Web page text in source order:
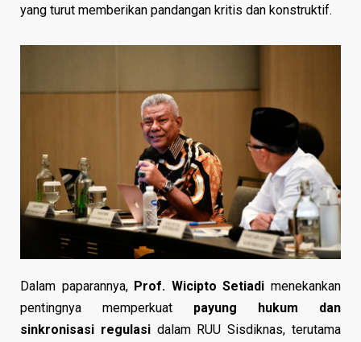
yang turut memberikan pandangan kritis dan konstruktif.
Dalam paparannya, Prof. Wicipto Setiadi menekankan
pentingnya memperkuat payung hukum dan
sinkronisasi regulasidalam RUU Sisdiknas, terutama